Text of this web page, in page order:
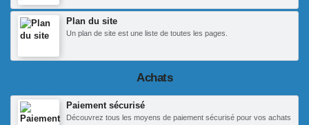
Plan du site
Un plan de site est une liste de toutes les pages.
Achats
Paiement sécurisé
Découvrez tous les moyens de paiement sécurisé pour vos achats